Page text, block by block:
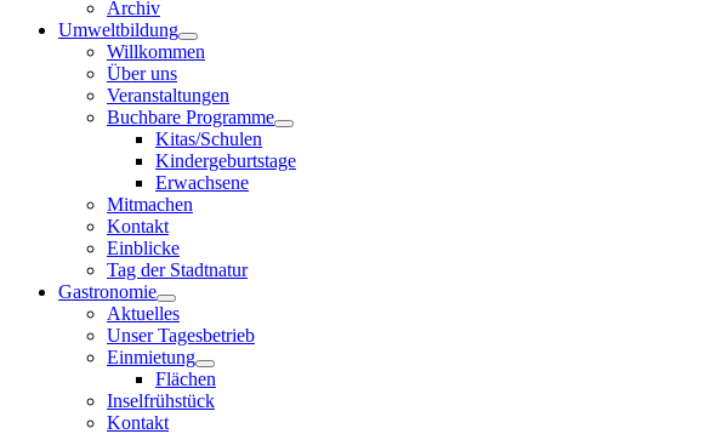
Archiv
Umweltbildung
Willkommen
Über uns
Veranstaltungen
Buchbare Programme
Kitas/Schulen
Kindergeburtstage
Erwachsene
Mitmachen
Kontakt
Einblicke
Tag der Stadtnatur
Gastronomie
Aktuelles
Unser Tagesbetrieb
Einmietung
Flächen
Inselfrühstück
Kontakt